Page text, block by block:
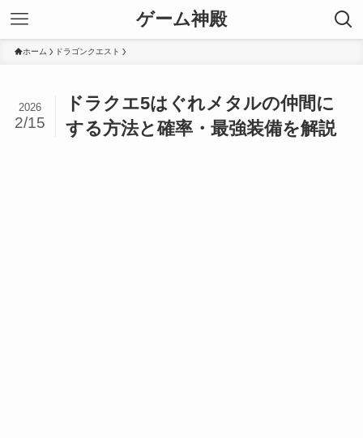
ゲーム神殿
ホーム ドラゴンクエスト
ドラクエ5はぐれメタルの仲間に
する方法と確率・最強装備を解説
2026
2/15